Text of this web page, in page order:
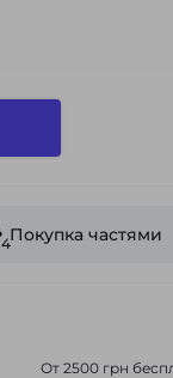
4Покупка частями
От 2500 грн